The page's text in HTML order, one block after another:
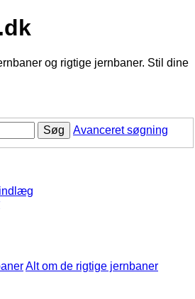
og rigtige jernbaner. Stil dine
Søg Avanceret søgning
Alt om de rigtige jernbaner